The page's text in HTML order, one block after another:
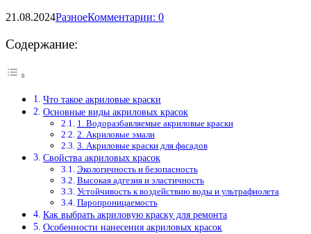
21.08.2024РазноеКомментарии: 0
Содержание:
Что такое акриловые краски
Основные виды акриловых красок
1. Водоразбавляемые акриловые краски
2. Акриловые эмали
3. Акриловые краски для фасадов
Свойства акриловых красок
Экологичность и безопасность
Высокая адгезия и эластичность
Устойчивость к воздействию воды и ультрафиолета
Паропроницаемость
Как выбрать акриловую краску для ремонта
Особенности нанесения акриловых красок